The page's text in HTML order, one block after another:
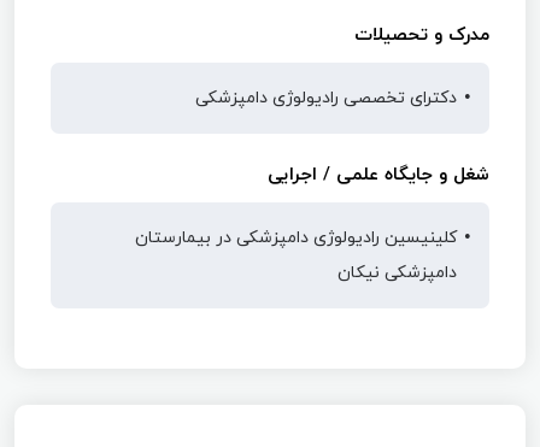
مدرک و تحصیلات
دکترای تخصصی رادیولوژی دامپزشکی
شغل و جایگاه علمی / اجرایی
کلینیسین رادیولوژی دامپزشکی در بیمارستان
دامپزشکی نیکان